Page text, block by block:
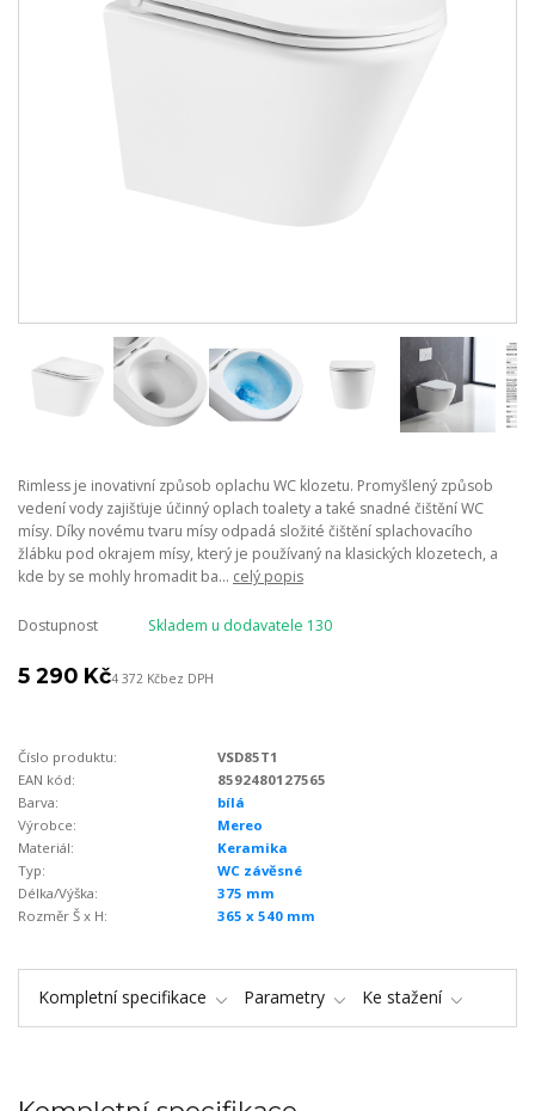
Rimless je inovativní způsob oplachu WC klozetu. Promyšlený způsob
vedení vody zajišťuje účinný oplach toalety a také snadné čištění WC
mísy. Díky novému tvaru mísy odpadá složité čištění splachovacího
žlábku pod okrajem mísy, který je používaný na klasických klozetech, a
kde by se mohly hromadit ba... celý popis
Dostupnost Skladem u dodavatele 130
5 290 Kč4 372 Kčbez DPH
Číslo produktu:
VSD85T1
EAN kód:
8592480127565
Barva:
bílá
Výrobce:
Mereo
Materiál:
Keramika
Typ:
WC závěsné
Délka/Výška:
375 mm
Rozměr Š x H:
365 x 540 mm
Kompletní specifikace Parametry Ke stažení